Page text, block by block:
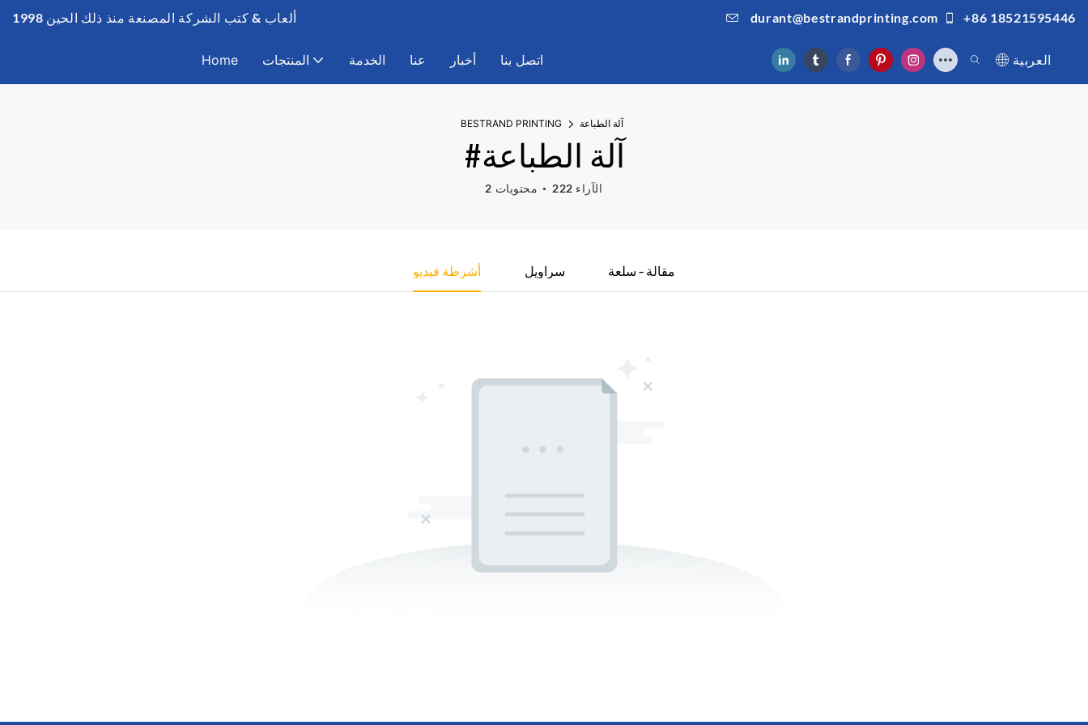
ألعاب & كتب الشركة المصنعة منذ ذلك الحين 1998 durant@bestrandprinting.com +86 18521595446
Home المنتجات الخدمة عنا أخبار اتصل بنا العربية
BESTRAND PRINTING آلة الطباعة
#آلة الطباعة
2 محتويات 222 الآراء
أشرطة فيديو سراويل مقالة - سلعة